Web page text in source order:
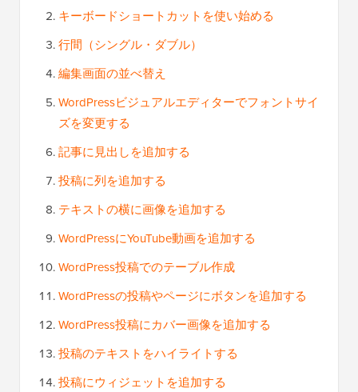
キーボードショートカットを使い始める
行間（シングル・ダブル）
編集画面の並べ替え
WordPressビジュアルエディターでフォントサイ
ズを変更する
記事に見出しを追加する
投稿に列を追加する
テキストの横に画像を追加する
WordPressにYouTube動画を追加する
WordPress投稿でのテーブル作成
WordPressの投稿やページにボタンを追加する
WordPress投稿にカバー画像を追加する
投稿のテキストをハイライトする
投稿にウィジェットを追加する